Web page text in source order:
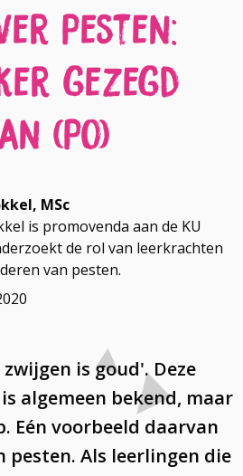
pesten:
gezegd
(po)
MSc
is promovenda aan de KU
de rol van leerkrachten
van pesten.
is goud'. Deze
algemeen bekend, maar
Eén voorbeeld daarvan
pesten. Als leerlingen die